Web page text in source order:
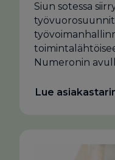
Siun sotessa
Numeronin
Lue